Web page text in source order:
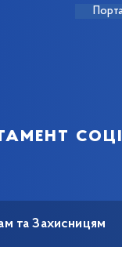
та Захисницям